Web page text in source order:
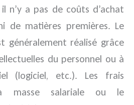
n’y a pas de coûts d’achat
de matières premières. Le
généralement réalisé grâce
du personnel ou à
(logiciel, etc.). Les frais
masse salariale ou le